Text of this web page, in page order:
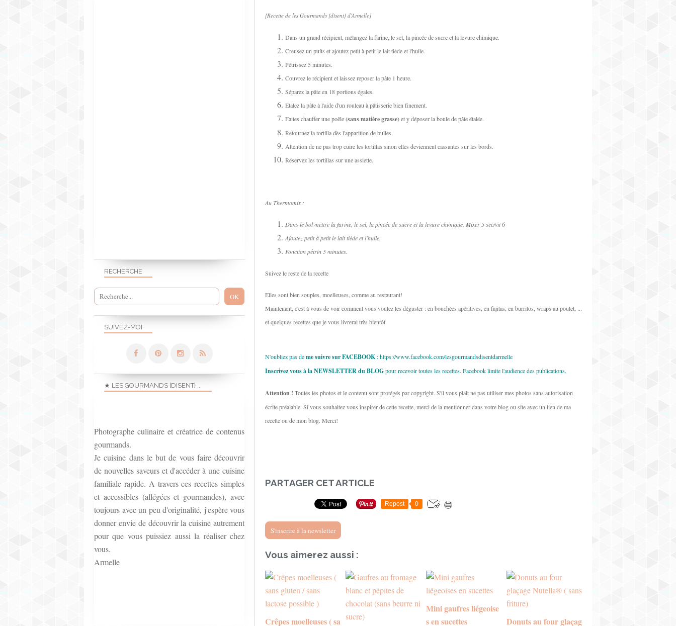
[Recette de les Gourmands {disent} d'Armelle]
Dans un grand récipient, mélangez la farine, le sel, la pincée de sucre et la levure chimique.
Creusez un puits et ajoutez petit à petit le lait tiède et l'huile.
Pétrissez 5 minutes.
Couvrez le récipient et laissez reposer la pâte 1 heure.
Séparez la pâte en 18 portions égales.
Etalez la pâte à l'aide d'un rouleau à pâtisserie bien finement.
Faites chauffer une poêle (sans matière grasse) et y déposer la boule de pâte étalée.
Retournez la tortilla dès l'apparition de bulles.
Attention de ne pas trop cuire les tortillas sinon elles deviennent cassantes sur les bords.
Réservez les tortillas sur une assiette.
Au Thermomix :
Dans le bol mettre la farine, le sel, la pincée de sucre et la levure chimique. Mixer 5 sec/vit 6
Ajoutez petit à petit le lait tiède et l'huile.
Fonction pétrin 5 minutes.
Suivez le reste de la recette
Elles sont bien souples, moelleuses, comme au restaurant!
Maintenant, c'est à vous de voir comment vous voulez les déguster : en bouchées apéritives, en fajitas, en burritos, wraps au poulet, ...
et quelques recettes que je vous livrerai très bientôt.
N'oubliez pas deme suivre sur FACEBOOK :https://www.facebook.com/lesgourmandsdisentdarmelle
Inscrivez vous à la NEWSLETTER du BLOGpour recevoir toutes les recettes. Facebook limite l'audience des publications.
Attention ! Toutes les photos et le contenu sont protégés par copyright. S'il vous plaît ne pas utiliser mes photos sans autorisation
écrite préalable. Si vous souhaitez vous inspirer de cette recette, merci de la mentionner dans votre blog ou site avec un lien de ma
recette ou de mon blog. Merci!
PARTAGER CET ARTICLE
Repost 0
S'inscrire à la newsletter
Vous aimerez aussi :
Crêpes moelleuses ( sa
Mini gaufres liégeoise
s en sucettes
Donuts au four glaçag
SUIVEZ-MOI
RECHERCHE
★ LES GOURMANDS {DISENT} ...
Photographe culinaire et créatrice de contenus
gourmands.
Je cuisine dans le but de vous faire découvrir
de nouvelles saveurs et d'accéder à une cuisine
familiale rapide. A travers ces recettes simples
et accessibles (allégées et gourmandes), avec
toujours avec un peu d'originalité, j'espère vous
donner envie de découvrir la cuisine autrement
pour que vous puissiez aussi la réaliser chez
vous.
Armelle